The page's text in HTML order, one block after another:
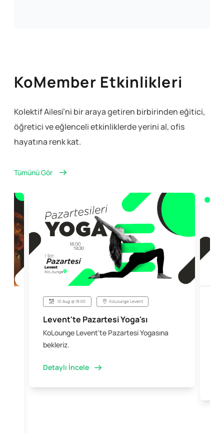
KoMember Etkinlikleri
Kolektif Ailesi’ni bir araya getiren birbirinden eğitici,
öğretici ve eğlencelietkinliklerde yerini al, ofis
hayatına renk kat.
Tümünü Gör
10 Aug @ 18:00 KoLounge Levent
Levent'te Pazartesi Yoga'sı
KoLounge Levent'te Pazartesi Yogasına
bekleriz.
Detaylı İncele